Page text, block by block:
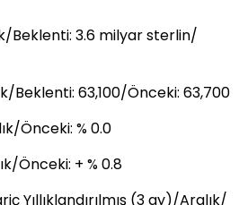
Beklenti: 3.6 milyar sterlin/
Beklenti: 63,100/Önceki: 63,700
Önceki: % 0.0
Önceki: + % 0.8
Yıllıklandırılmış (3 ay)/Aralık/